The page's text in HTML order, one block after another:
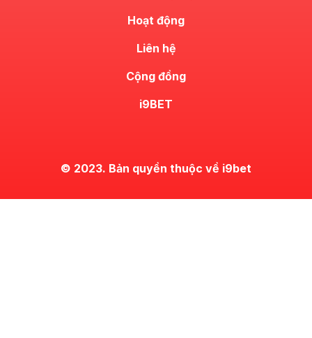
Hoạt động
Liên hệ
Cộng đồng
i9BET
© 2023. Bản quyền thuộc về i9bet